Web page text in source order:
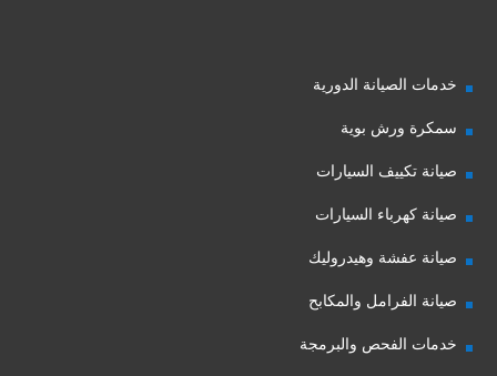
خدمات الصيانة الدورية
سمكرة ورش بوية
صيانة تكييف السيارات
صيانة كهرباء السيارات
صيانة عفشة وهيدروليك
صيانة الفرامل والمكابح
خدمات الفحص والبرمجة